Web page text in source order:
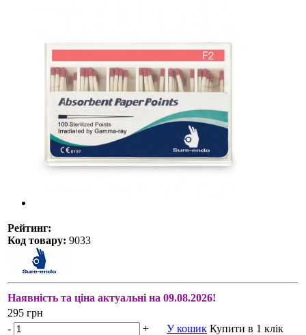
Рейтинг:
Код товару: 9033
Наявність та ціна актуальні на 09.08.2026!
295 грн
-
+ У кошик Купити в 1 клік